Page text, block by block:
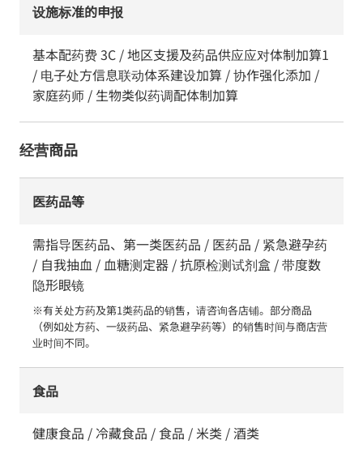
设施标准的申报
基本配药费 3C / 地区支援及药品供应应对体制加算1
/ 电子处方信息联动体系建设加算 / 协作强化添加 /
家庭药师 / 生物类似药调配体制加算
经营商品
医药品等
需指导医药品、第一类医药品 / 医药品 / 紧急避孕药
/ 自我抽血 / 血糖测定器 / 抗原检测试剂盒 / 带度数
隐形眼镜
※有关处方药及第1类药品的销售，请咨询各店铺。部分商品
（例如处方药、一级药品、紧急避孕药等）的销售时间与商店营
业时间不同。
食品
健康食品 / 冷藏食品 / 食品 / 米类 / 酒类